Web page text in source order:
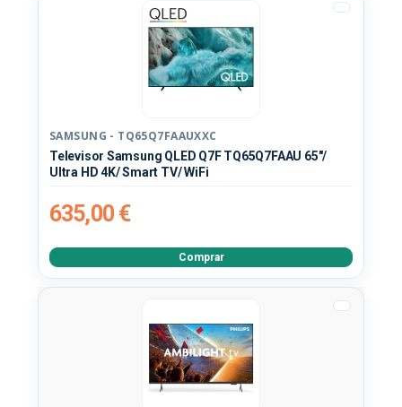
SAMSUNG - TQ65Q7FAAUXXC
Televisor Samsung QLED Q7F TQ65Q7FAAU 65"/
Ultra HD 4K/ Smart TV/ WiFi
635,00 €
Comprar